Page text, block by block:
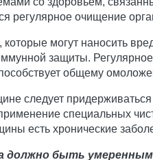
регулярное очищение
могут наносить
защиты.
общему
следует
специальных
есть хронические
должно быть